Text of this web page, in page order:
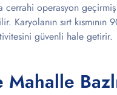
cerrahi operasyon
Karyolanın sırt
güvenli hale getirir.
Mahalle